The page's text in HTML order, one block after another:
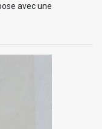
avec une